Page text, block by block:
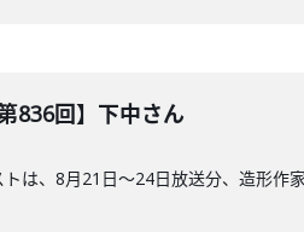
836回】下中さん
は、8月21日〜24日放送分、造形作家